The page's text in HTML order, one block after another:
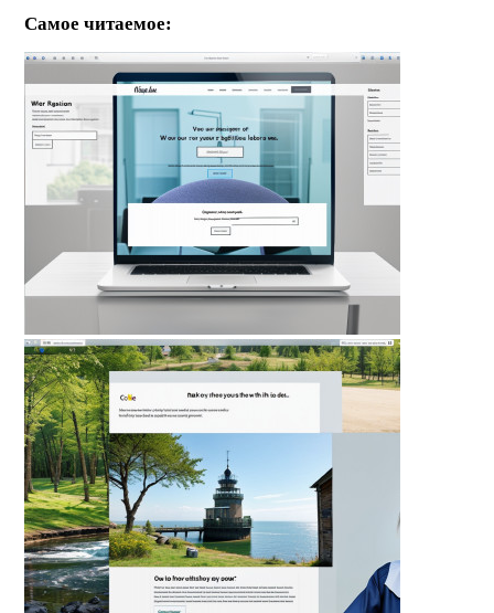
Самое читаемое: